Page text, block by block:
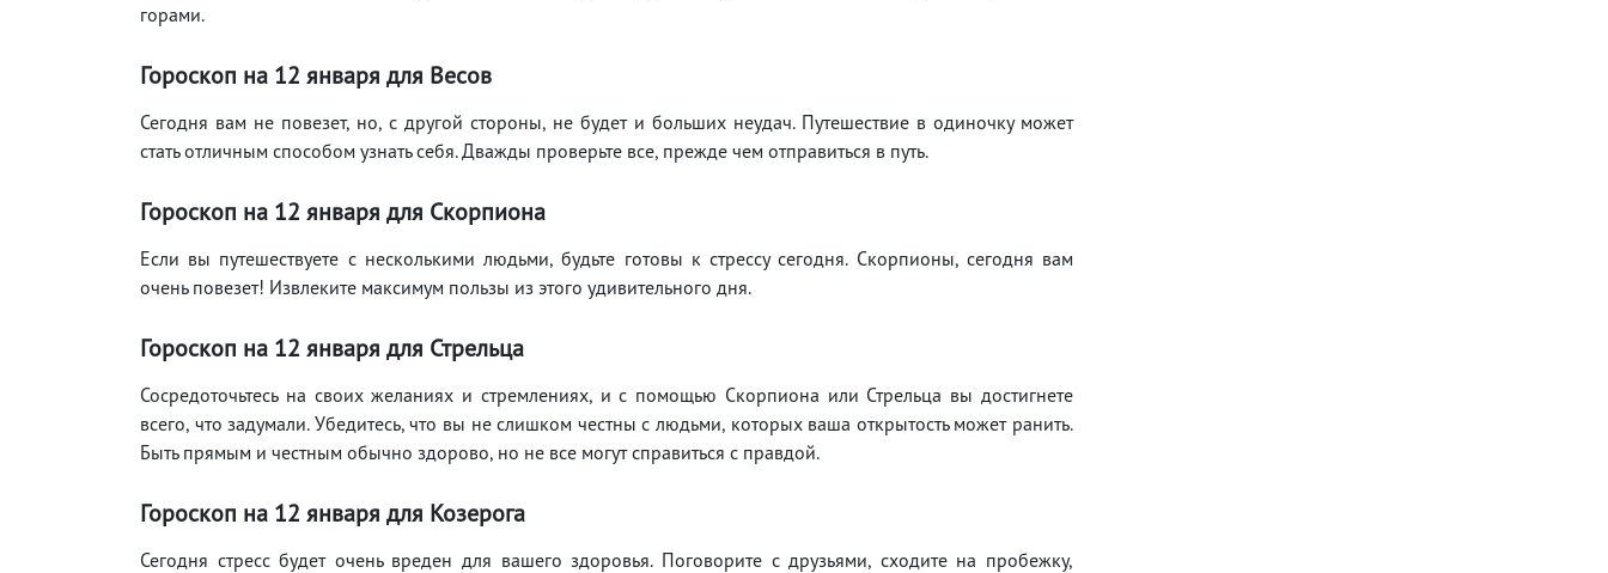
горами.
Гороскоп на 12 января для Весов
Сегодня вам не повезет, но, с другой стороны, не будет и больших неудач. Путешествие в одиночку может
стать отличным способом узнать себя. Дважды проверьте все, прежде чем отправиться в путь.
Гороскоп на 12 января для Скорпиона
Если вы путешествуете с несколькими людьми, будьте готовы к стрессу сегодня. Скорпионы, сегодня вам
очень повезет! Извлеките максимум пользы из этого удивительного дня.
Гороскоп на 12 января для Стрельца
Сосредоточьтесь на своих желаниях и стремлениях, и с помощью Скорпиона или Стрельца вы достигнете
всего, что задумали. Убедитесь, что вы не слишком честны с людьми, которых ваша открытость может ранить.
Быть прямым и честным обычно здорово, но не все могут справиться с правдой.
Гороскоп на 12 января для Козерога
Сегодня стресс будет очень вреден для вашего здоровья. Поговорите с друзьями, сходите на пробежку,